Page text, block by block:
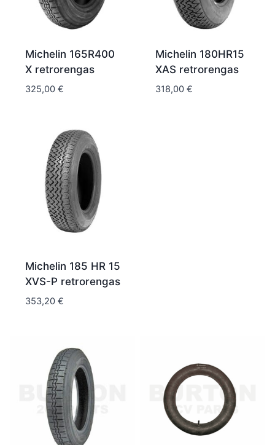
Michelin 165R400
X retrorengas
325,00 €
Michelin 180HR15
XAS retrorengas
318,00 €
Michelin 185 HR 15
XVS-P retrorengas
353,20 €